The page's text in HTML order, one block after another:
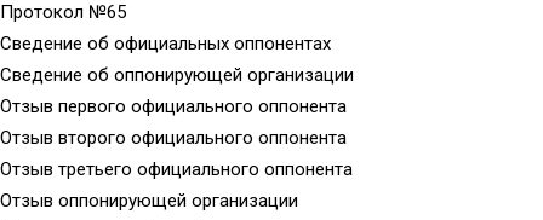
Протокол №65
Сведение об официальных оппонентах
Сведение об оппонирующей организации
Отзыв первого официального оппонента
Отзыв второго официального оппонента
Отзыв третьего официального оппонента
Отзыв оппонирующей организации